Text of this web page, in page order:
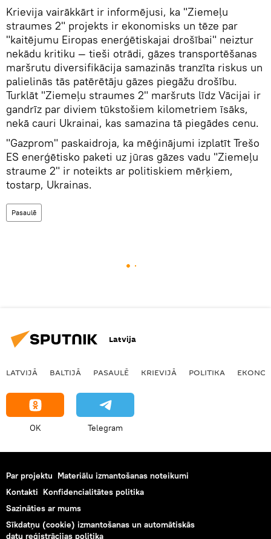
Krievija vairākkārt ir informējusi, ka "Ziemeļu
straumes 2" projekts ir ekonomisks un tēze par
"kaitējumu Eiropas enerģētiskajai drošībai" neiztur
nekādu kritiku — tieši otrādi, gāzes transportēšanas
maršrutu diversifikācija samazinās tranzīta riskus un
palielinās tās patērētāju gāzes piegāžu drošību.
Turklāt "Ziemeļu straumes 2" maršruts līdz Vācijai ir
gandrīz par diviem tūkstošiem kilometriem īsāks,
nekā cauri Ukrainai, kas samazina tā piegādes cenu.
"Gazprom" paskaidroja, ka mēģinājumi izplatīt Trešo
ES enerģētisko paketi uz jūras gāzes vadu "Ziemeļu
straume 2" ir noteikts ar politiskiem mērķiem,
tostarp, Ukrainas.
Pasaulē
Latvija
LATVIJĀ BALTIJĀ PASAULĒ KRIEVIJĀ POLITIKA
OK Telegram
Par projektu Materiālu izmantošanas noteikumi
Kontakti Konfidencialitātes politika
Sazināties ar mums
Sīkdatņu (cookie) izmantošanas un automātiskās
datu reģistrācijas politika